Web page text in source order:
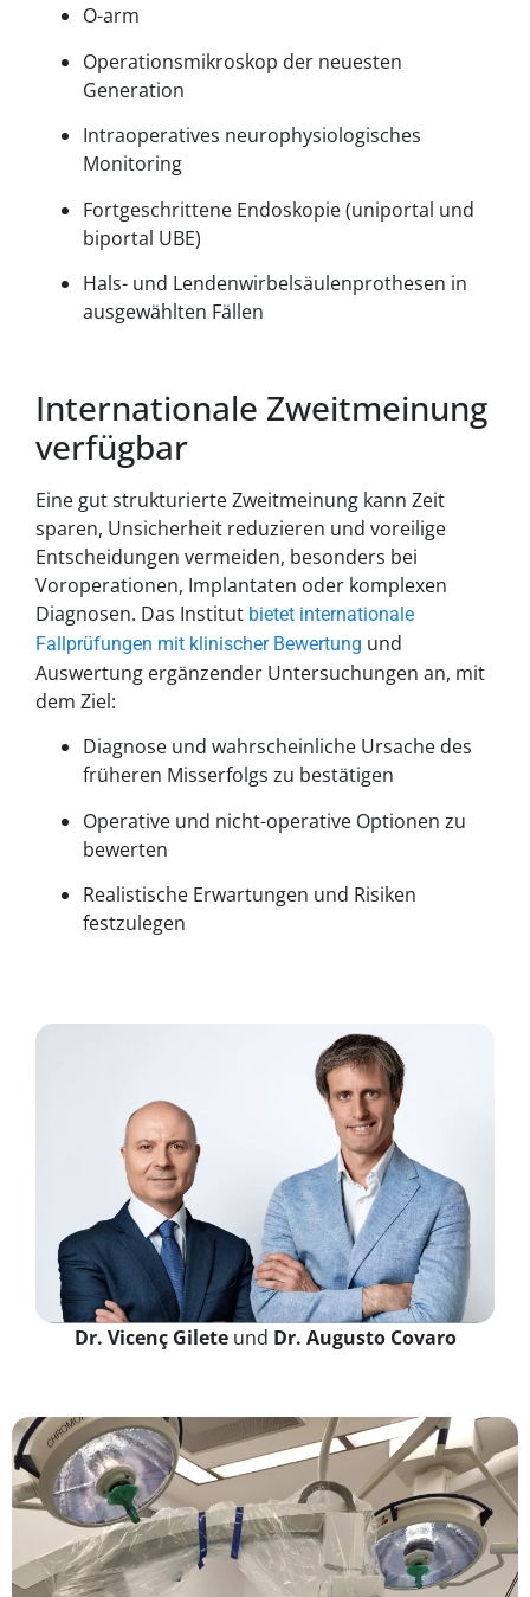
O-arm
Operationsmikroskop der neuesten
Generation
Intraoperatives neurophysiologisches
Monitoring
Fortgeschrittene Endoskopie (uniportal und
biportal UBE)
Hals- und Lendenwirbelsäulenprothesen in
ausgewählten Fällen
Internationale Zweitmeinung
verfügbar
Eine gut strukturierte Zweitmeinung kann Zeit
sparen, Unsicherheit reduzieren und voreilige
Entscheidungen vermeiden, besonders bei
Voroperationen, Implantaten oder komplexen
Diagnosen. Das Institut bietet internationale
Fallprüfungen mit klinischer Bewertung und
Auswertung ergänzender Untersuchungen an, mit
dem Ziel:
Diagnose und wahrscheinliche Ursache des
früheren Misserfolgs zu bestätigen
Operative und nicht-operative Optionen zu
bewerten
Realistische Erwartungen und Risiken
festzulegen
Dr. Vicenç Gileteund Dr. Augusto Covaro